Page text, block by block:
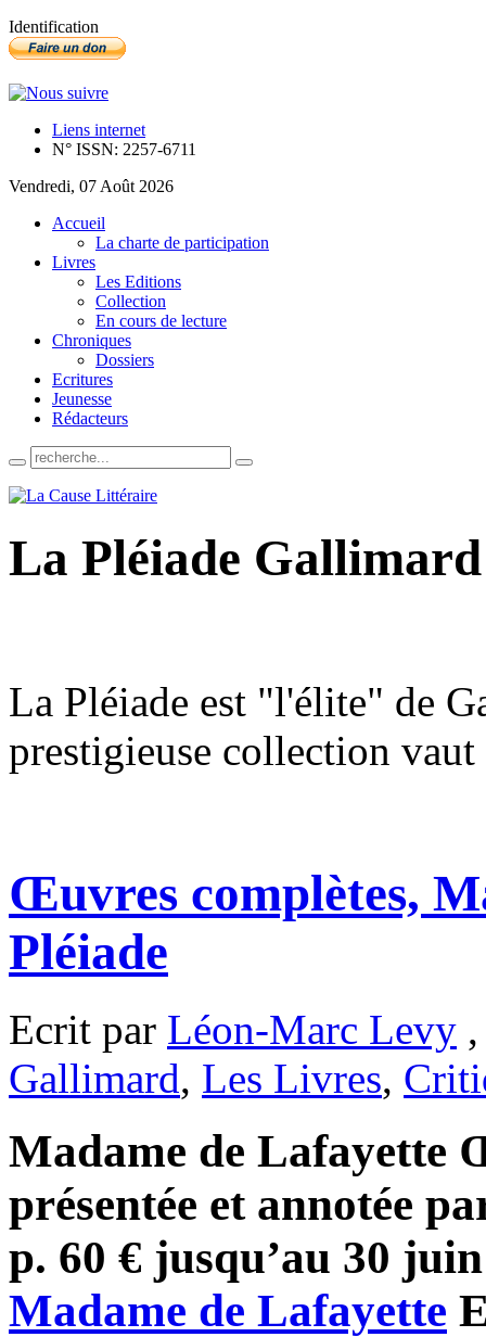
Identification
Liens internet
N° ISSN: 2257-6711
Vendredi, 07 Août 2026
Accueil
La charte de participation
Livres
Les Editions
Collection
En cours de lecture
Chroniques
Dossiers
Ecritures
Jeunesse
Rédacteurs
La Pléiade Gallimard
La Pléiade est "l'élite" de
prestigieuse collection
Œuvres complètes,
Pléiade
Ecrit par Léon-Marc Levy
Gallimard, Les Livres,
Madame de Lafayette
présentée et annotée
p. 60 € jusqu’au 30
Madame de Lafayette